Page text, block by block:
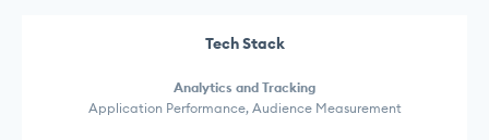
Tech Stack
Analytics and Tracking
Application Performance, Audience Measurement